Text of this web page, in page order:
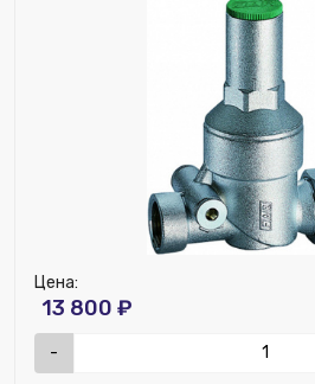
Нет
Редуктор хром.
ДУ соединения, мм:15
Цена:
13 800 ₽
-